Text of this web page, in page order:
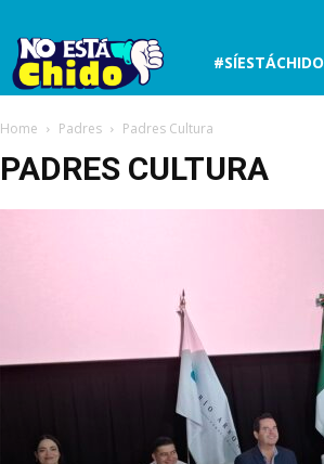
No
está
#SÍESTÁCHIDO
Home Padres Padres Cultura
PADRES CULTURA